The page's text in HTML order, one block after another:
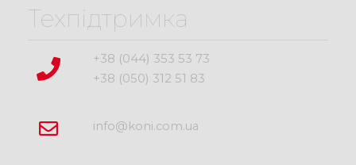
Техпідтримка
+38 (044) 353 53 73
+38 (050) 312 51 83
info@koni.com.ua